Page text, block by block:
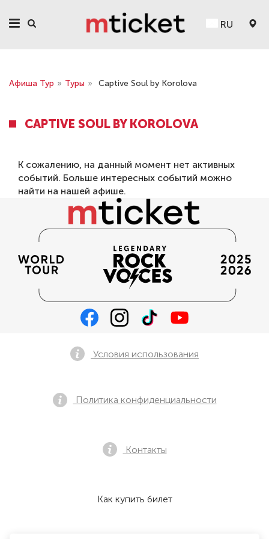
RU
Афиша Тур » Туры » Captive Soul by Korolova
CAPTIVE SOUL BY KOROLOVA
К сожалению, на данный момент нет активных
событий. Больше интересных событий можно
найти на нашей афише.
Условия использования
Политика конфиденциальности
Контакты
Как купить билет